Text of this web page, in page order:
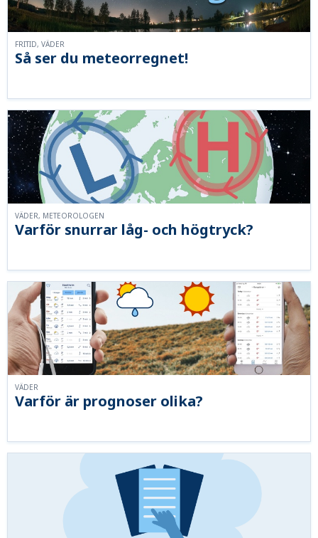
Så ser du meteorregnet!
FRITID, VÄDER
Varför snurrar låg- och högtryck?
VÄDER, METEOROLOGEN
Varför är prognoser olika?
VÄDER